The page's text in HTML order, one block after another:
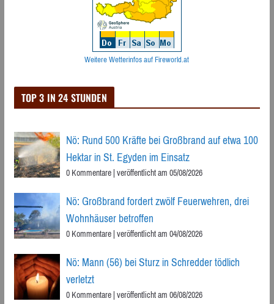
Weitere Wetterinfos auf Fireworld.at
TOP 3 IN 24 STUNDEN
Nö: Rund 500 Kräfte bei Großbrand auf etwa 100
Hektar in St. Egyden im Einsatz
0 Kommentare|veröffentlicht am 05/08/2026
Nö: Großbrand fordert zwölf Feuerwehren, drei
Wohnhäuser betroffen
0 Kommentare|veröffentlicht am 04/08/2026
Nö: Mann (56) bei Sturz in Schredder tödlich
verletzt
0 Kommentare|veröffentlicht am 06/08/2026